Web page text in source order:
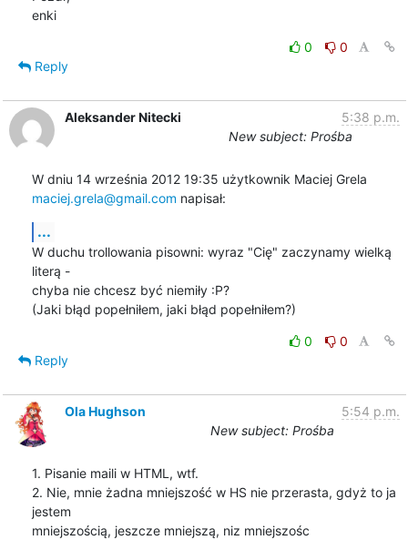
enki
0
0
Reply
Aleksander Nitecki
5:38 p.m.
New subject: Prośba
maciej.grela@gmail.com napisał:
...
W duchu trollowania pisowni: wyraz "Cię" zaczynamy wielką
literą -
chyba nie chcesz być niemiły :P?
(Jaki błąd popełniłem, jaki błąd popełniłem?)
0
0
Reply
Ola Hughson
5:54 p.m.
New subject: Prośba
1. Pisanie maili w HTML, wtf.
2. Nie, mnie żadna mniejszość w HS nie przerasta, gdyż to ja
jestem
mniejszością, jeszcze mniejszą, niz mniejszośc